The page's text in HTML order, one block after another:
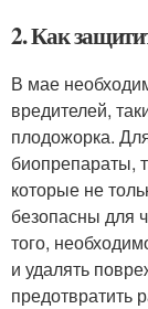
2. Как
В мае
вредителей,
плодожорка.
биопрепараты,
которые не
безопасны для
того,
и удалять
предотвратить